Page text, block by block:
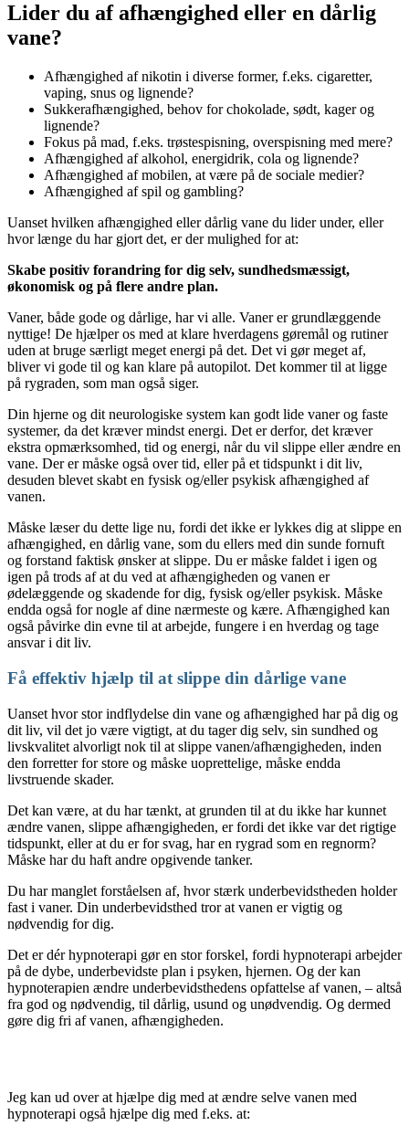
Lider du af afhængighed eller en dårlig
vane?
Afhængighed af nikotin i diverse former, f.eks. cigaretter,
vaping, snus og lignende?
Sukkerafhængighed, behov for chokolade, sødt, kager og
lignende?
Fokus på mad, f.eks. trøstespisning, overspisning med mere?
Afhængighed af alkohol, energidrik, cola og lignende?
Afhængighed af mobilen, at være på de sociale medier?
Afhængighed af spil og gambling?
Uanset hvilken afhængighed eller dårlig vane du lider under, eller
hvor længe du har gjort det, er der mulighed for at:
Skabe positiv forandring for dig selv, sundhedsmæssigt,
økonomisk og på flere andre plan.
Vaner, både gode og dårlige, har vi alle. Vaner er grundlæggende
nyttige! De hjælper os med at klare hverdagens gøremål og rutiner
uden at bruge særligt meget energi på det. Det vi gør meget af,
bliver vi gode til og kan klare på autopilot. Det kommer til at ligge
på rygraden, som man også siger.
Din hjerne og dit neurologiske system kan godt lide vaner og faste
systemer, da det kræver mindst energi. Det er derfor, det kræver
ekstra opmærksomhed, tid og energi, når du vil slippe eller ændre en
vane. Der er måske også over tid, eller på et tidspunkt i dit liv,
desuden blevet skabt en fysisk og/eller psykisk afhængighed af
vanen.
Måske læser du dette lige nu, fordi det ikke er lykkes dig at slippe en
afhængighed, en dårlig vane, som du ellers med din sunde fornuft
og forstand faktisk ønsker at slippe. Du er måske faldet i igen og
igen på trods af at du ved at afhængigheden og vanen er
ødelæggende og skadende for dig, fysisk og/eller psykisk. Måske
endda også for nogle af dine nærmeste og kære. Afhængighed kan
også påvirke din evne til at arbejde, fungere i en hverdag og tage
ansvar i dit liv.
Få effektiv hjælp til at slippe din dårlige vane
Uanset hvor stor indflydelse din vane og afhængighed har på dig og
dit liv, vil det jo være vigtigt, at du tager dig selv, sin sundhed og
livskvalitet alvorligt nok til at slippe vanen/afhængigheden, inden
den forretter for store og måske uoprettelige, måske endda
livstruende skader.
Det kan være, at du har tænkt, at grunden til at du ikke har kunnet
ændre vanen, slippe afhængigheden, er fordi det ikke var det rigtige
tidspunkt, eller at du er for svag, har en rygrad som en regnorm?
Måske har du haft andre opgivende tanker.
Du har manglet forståelsen af, hvor stærk underbevidstheden holder
fast i vaner. Din underbevidsthed tror at vanen er vigtig og
nødvendig for dig.
Det er dér hypnoterapi gør en stor forskel, fordi hypnoterapi arbejder
på de dybe, underbevidste plan i psyken, hjernen. Og der kan
hypnoterapien ændre underbevidsthedens opfattelse af vanen, – altså
fra god og nødvendig, til dårlig, usund og unødvendig. Og dermed
gøre dig fri af vanen, afhængigheden.
Jeg kan ud over at hjælpe dig med at ændre selve vanen med
hypnoterapi også hjælpe dig med f.eks. at: